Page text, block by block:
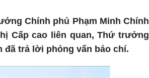
Chính phủ Phạm Minh Chính
Cấp cao liên quan, Thứ trưởng
đã trả lời phỏng vấn báo chí.